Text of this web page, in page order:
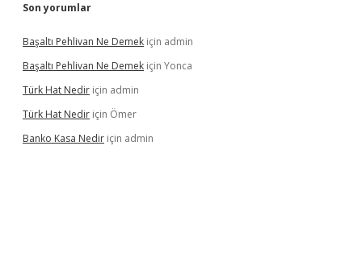
Son yorumlar
Başaltı Pehlivan Ne Demek için admin
Başaltı Pehlivan Ne Demek için Yonca
Türk Hat Nedir için admin
Türk Hat Nedir için Ömer
Banko Kasa Nedir için admin